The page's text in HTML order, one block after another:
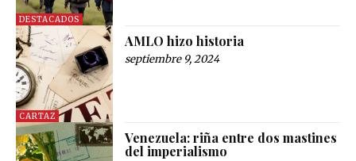
DESTACADOS
CARTAZ
AMLO hizo historia
septiembre 9, 2024
Venezuela: riña entre dos mastines
del imperialismo